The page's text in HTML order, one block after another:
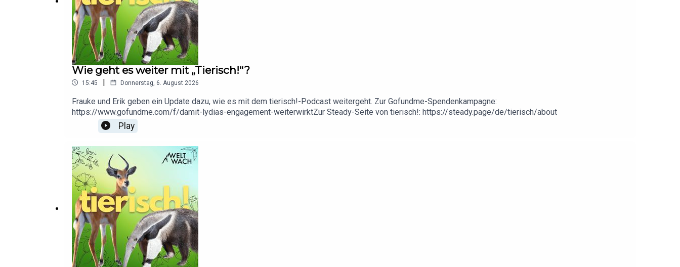
Wie geht es weiter mit „Tierisch!“?
15:45 | Donnerstag, 6. August 2026
Frauke und Erik geben ein Update dazu, wie es mit dem tierisch!-Podcast weitergeht. Zur Gofundme-Spendenkampagne:
https://www.gofundme.com/f/damit-lydias-engagement-weiterwirktZur Steady-Seite von tierisch!: https://steady.page/de/tierisch/about
Play